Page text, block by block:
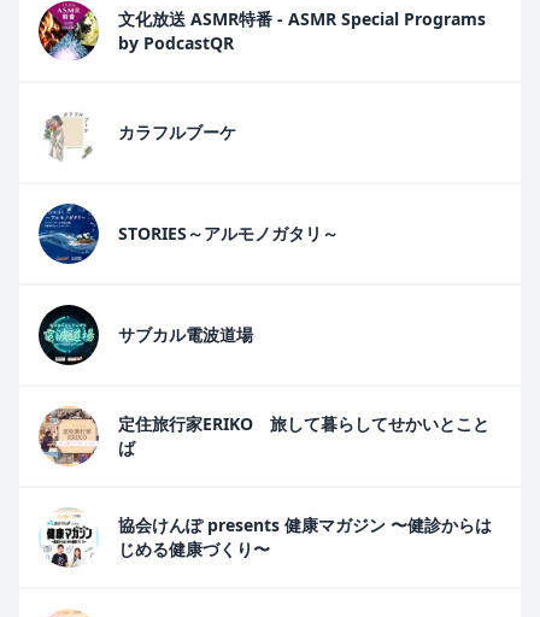
文化放送 ASMR特番 - ASMR Special Programs
by PodcastQR
カラフルブーケ
STORIES～アルモノガタリ～
サブカル電波道場
定住旅行家ERIKO 旅して暮らしてせかいとこと
ば
協会けんぽ presents 健康マガジン 〜健診からは
じめる健康づくり〜